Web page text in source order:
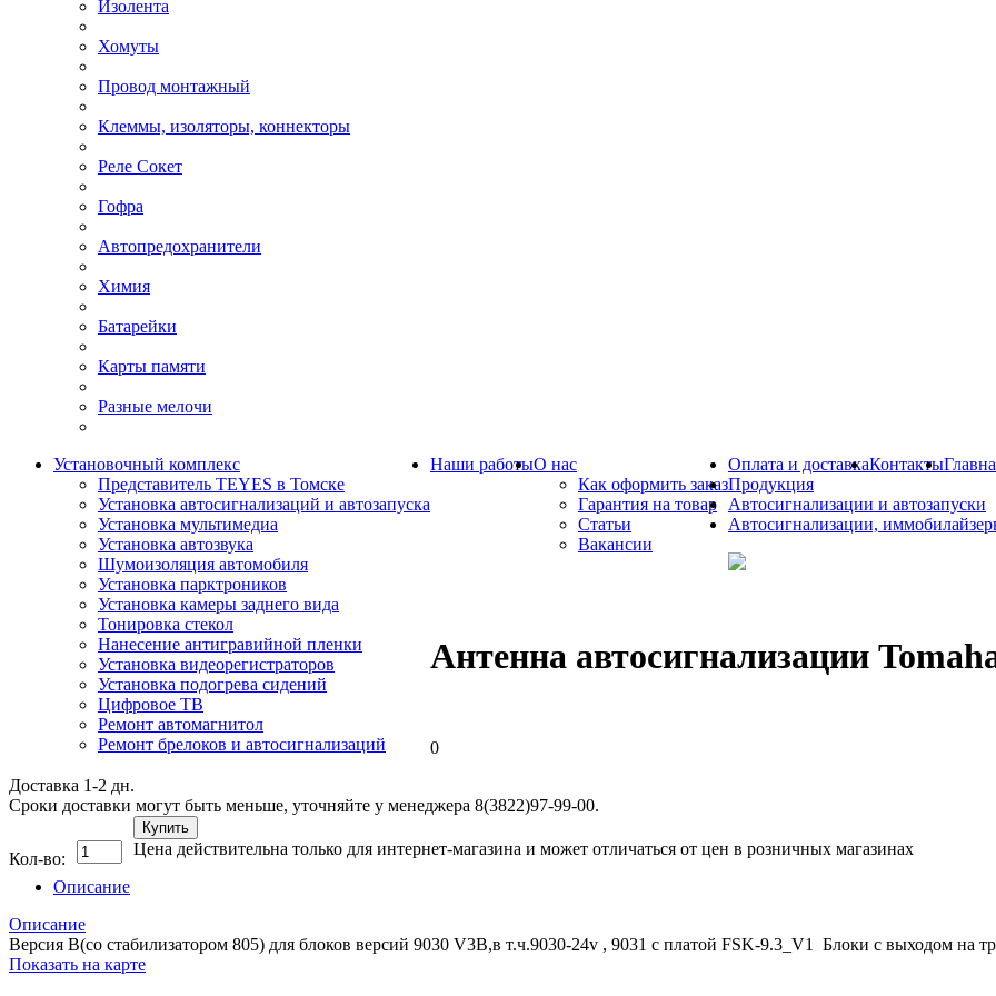
Изолента
Хомуты
Провод монтажный
Клеммы, изоляторы, коннекторы
Реле Сокет
Гофра
Автопредохранители
Химия
Батарейки
Карты памяти
Разные мелочи
Установочный комплекс
Представитель TEYES в Томске
Установка автосигнализаций и автозапуска
Установка мультимедиа
Установка автозвука
Шумоизоляция автомобиля
Установка парктроников
Установка камеры заднего вида
Тонировка стекол
Нанесение антигравийной пленки
Установка видеорегистраторов
Установка подогрева сидений
Цифровое ТВ
Ремонт автомагнитол
Ремонт брелоков и автосигнализаций
Наши работыО нас
Как оформить заказ
Гарантия на товар
Статьи
Вакансии
Оплата и доставкаКонтакты
Продукция
Автосигнализации и автозапуски
Автосигнализации,
Антенна автосигнализации
0
Доставка 1-2 дн.
Сроки доставки могут быть меньше, уточняйте у менеджера 8(3822)97-99-00.
Кол-во:
Купить
Цена действительна только для интернет-магазина и может отличаться от цен в розничных магазинах
Описание
Описание
Версия В(со стабилизатором 805) для блоков версий 9030 V3B,в т.ч.9030-24v , 9031 с платой FSK-9.3_V1 Блоки с выходом на
Показать на карте